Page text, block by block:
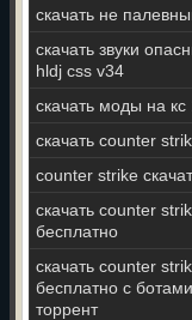
скачать не
скачать звуки
hldj css v34
скачать моды на
скачать counter
counter strike
скачать counter
бесплатно
скачать counter
бесплатно с
торрент